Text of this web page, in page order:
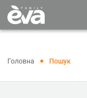
Головна Пошук